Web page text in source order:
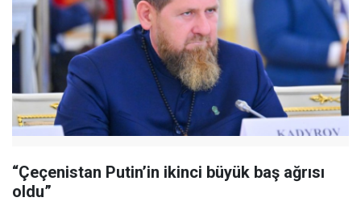
“Çeçenistan Putin’in ikinci büyük baş ağrısı
oldu”